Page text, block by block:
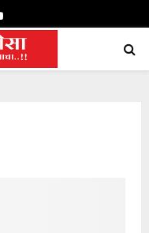
YOUTUBE